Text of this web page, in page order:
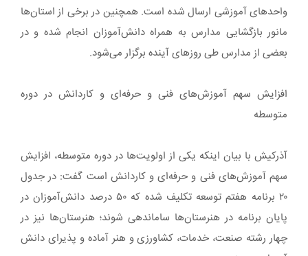
واحدهای آموزشی ارسال شده است. همچنین در برخی از استان‌ها
مانور بازگشایی مدارس به همراه دانش‌آموزان انجام شده و در
بعضی از مدارس طی روزهای آینده برگزار می‌شود.
افزایش سهم آموزش‌های فنی و حرفه‌ای و کاردانش در دوره
متوسطه
آذرکیش با بیان اینکه یکی از اولویت‌ها در دوره متوسطه، افزایش
سهم آموزش‌های فنی و حرفه‌ای و کاردانش است گفت: در جدول
۲۰ برنامه هفتم توسعه تکلیف شده که ۵۰ درصد دانش‌آموزان در
پایان برنامه در هنرستان‌ها ساماندهی شوند؛ هنرستان‌ها نیز در
چهار رشته صنعت، خدمات، کشاورزی و هنر آماده و پذیرای دانش